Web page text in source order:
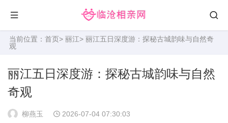
当前位置： 首页> 丽江> 丽江五日深度游：探秘古城韵味与自然奇
观
丽江五日深度游：探秘古城韵味与自然
奇观
柳燕玉 2026-07-04 07:30:03